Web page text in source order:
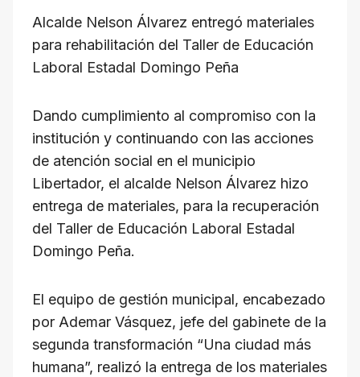
s
A
p
e
b
o
k
gr
a
m
d
s
Li
Alcalde Nelson Álvarez entregó materiales
para rehabilitación del Taller de Educación
Laboral Estadal Domingo Peña
Dando cumplimiento al compromiso con la
institución y continuando con las acciones
de atención social en el municipio
Libertador, el alcalde Nelson Álvarez hizo
entrega de materiales, para la recuperación
del Taller de Educación Laboral Estadal
Domingo Peña.
El equipo de gestión municipal, encabezado
por Ademar Vásquez, jefe del gabinete de la
segunda transformación “Una ciudad más
humana”, realizó la entrega de los materiales